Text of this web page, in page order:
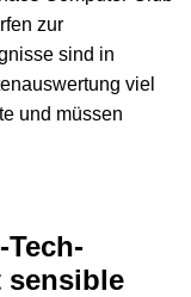
zur
sind in
viel
und müssen
sensible